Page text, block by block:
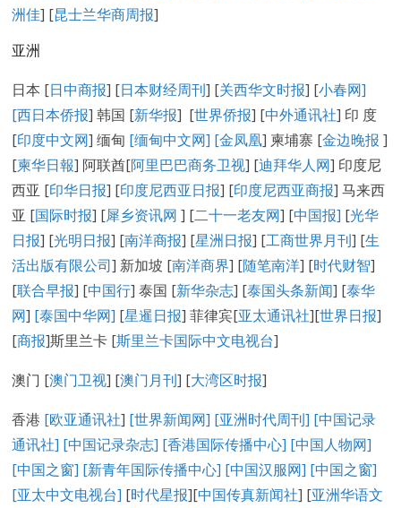
洲佳] [昆士兰华商周报]
亚洲
日本 [日中商报] [日本财经周刊] [关西华文时报] [小春网]
[西日本侨报] 韩国 [新华报] [世界侨报] [中外通讯社] 印 度
[印度中文网] 缅甸 [缅甸中文网] [金凤凰] 柬埔寨 [金边晚报 ]
[柬华日報] 阿联酋[阿里巴巴商务卫视] [迪拜华人网] 印度尼
西亚 [印华日报] [印度尼西亚日报] [印度尼西亚商报] 马来西
亚 [国际时报] [犀乡资讯网 ] [二十一老友网] [中国报] [光华
日报] [光明日报] [南洋商报] [星洲日报] [工商世界月刊] [生
活出版有限公司] 新加坡 [南洋商界] [随笔南洋] [时代财智]
[联合早报] [中国行] 泰国 [新华杂志] [泰国头条新闻] [泰华
网] [泰国中华网] [星暹日报] 菲律宾[亚太通讯社][世界日报]
[商报]斯里兰卡 [斯里兰卡国际中文电视台]
澳门 [澳门卫视] [澳门月刊] [大湾区时报]
香港 [欧亚通讯社] [世界新闻网] [亚洲时代周刊] [中国记录
通讯社] [中国记录杂志] [香港国际传播中心] [中国人物网]
[中国之窗] [新青年国际传播中心] [中国汉服网] [中国之窗]
[亚太中文电视台] [时代星报][中国传真新闻社] [亚洲华语文